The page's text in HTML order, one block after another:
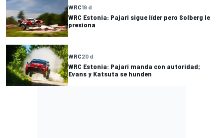
WRC19 d
WRC Estonia: Pajari sigue líder pero Solberg le
presiona
WRC20 d
WRC Estonia: Pajari manda con autoridad;
Evans y Katsuta se hunden